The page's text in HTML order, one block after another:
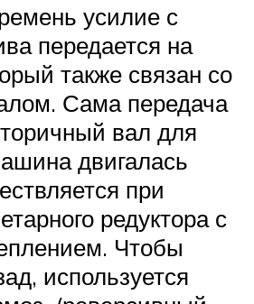
усилие с
передается на
также связан со
Сама передача
вал для
двигалась
при
редуктора с
Чтобы
используется